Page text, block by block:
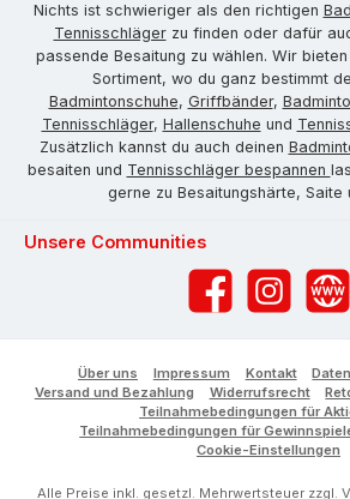
Nichts ist schwieriger als den richtigen
Tennisschlägerzu finden oder dafür
passende Besaitung zu wählen. Wir
Sortiment, wo du ganz bestimmt
Badmintonschuhe, Griffbänder,
Tennisschläger, Hallenschuhe und
Zusätzlich kannst du auch deinen
besaiten und Tennisschläger bespannen
gerne zu Besaitungshärte, Saite
Unsere Communities
FacebookInstagramWebsite
Über uns Impressum Kontakt
Versand und Bezahlung
Widerrufsrecht
Teilnahmebedingungen für
Teilnahmebedingungen für
Cookie-Einstellungen
Alle Preise inkl. gesetzl. Mehrwertsteuer zzgl.